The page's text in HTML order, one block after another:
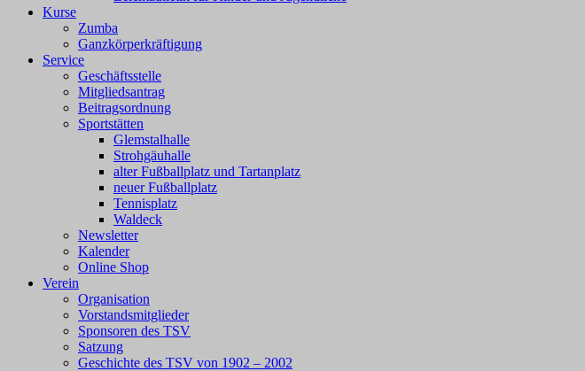
Kurse
Zumba
Ganzkörperkräftigung
Service
Geschäftsstelle
Mitgliedsantrag
Beitragsordnung
Sportstätten
Glemstalhalle
Strohgäuhalle
alter Fußballplatz und Tartanplatz
neuer Fußballplatz
Tennisplatz
Waldeck
Newsletter
Kalender
Online Shop
Verein
Organisation
Vorstandsmitglieder
Sponsoren des TSV
Satzung
Geschichte des TSV von 1902 – 2002